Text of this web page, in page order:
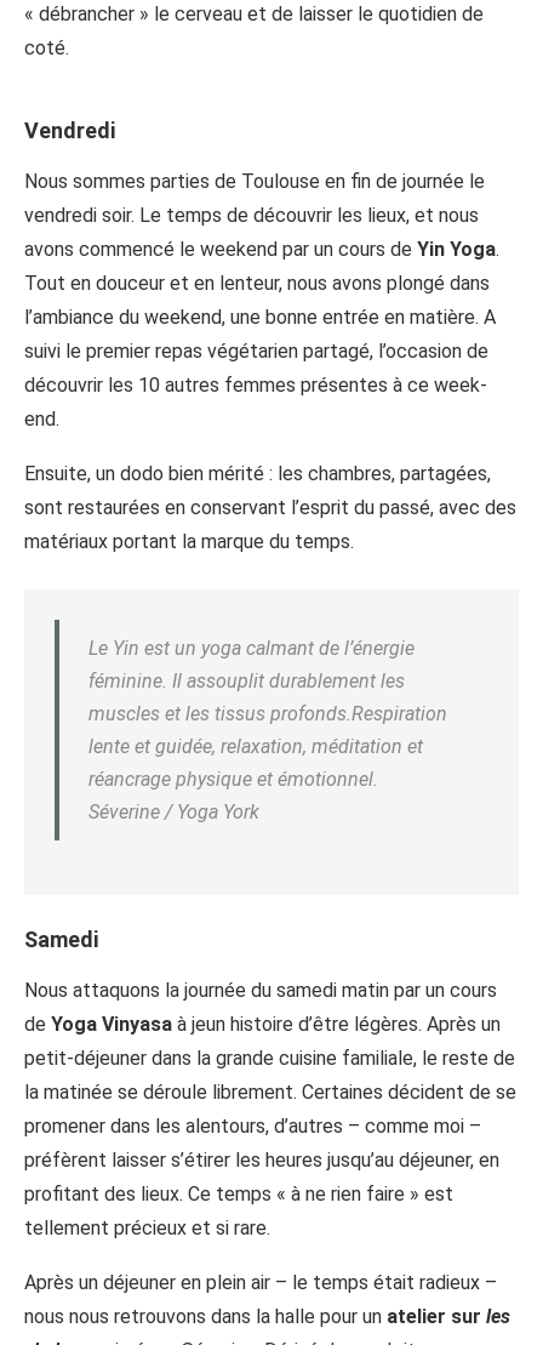
« débrancher » le cerveau et de laisser le quotidien de
coté.
Vendredi
Nous sommes parties de Toulouse en fin de journée le
vendredi soir. Le temps de découvrir les lieux, et nous
avons commencé le weekend par un cours de Yin Yoga.
Tout en douceur et en lenteur, nous avons plongé dans
l’ambiance du weekend, une bonne entrée en matière. A
suivi le premier repas végétarien partagé, l’occasion de
découvrir les 10 autres femmes présentes à ce week-
end.
Ensuite, un dodo bien mérité : les chambres, partagées,
sont restaurées en conservant l’esprit du passé, avec des
matériaux portant la marque du temps.
Le Yin est un yoga calmant de l’énergie
féminine. Il assouplit durablement les
muscles et les tissus profonds.Respiration
lente et guidée, relaxation, méditation et
réancrage physique et émotionnel.
Séverine / Yoga York
Samedi
Nous attaquons la journée du samedi matin par un cours
de Yoga Vinyasa à jeun histoire d’être légères. Après un
petit-déjeuner dans la grande cuisine familiale, le reste de
la matinée se déroule librement. Certaines décident de se
promener dans les alentours, d’autres – comme moi –
préfèrent laisser s’étirer les heures jusqu’au déjeuner, en
profitant des lieux. Ce temps « à ne rien faire » est
tellement précieux et si rare.
Après un déjeuner en plein air – le temps était radieux –
nous nous retrouvons dans la halle pour un atelier sur les